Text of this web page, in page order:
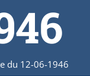
du 12-06-1946